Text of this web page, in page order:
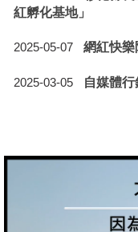
紅孵化基地」
2025-05-07 網紅快
2025-03-05 自媒體